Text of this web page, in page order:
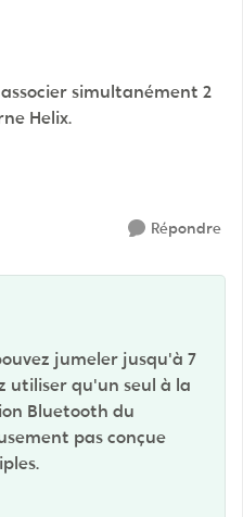
simultanément 2
Helix.
Répondre
jumeler jusqu'à 7
utiliser qu'un seul à la
Bluetooth du
pas conçue